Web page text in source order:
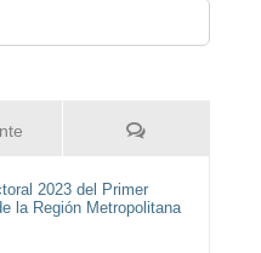
Comentarios
2023 del Primer
la Región Metropolitana